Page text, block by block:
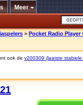
Meer
> Pocket Radio Player
ook de v200309 (laatste stabiele